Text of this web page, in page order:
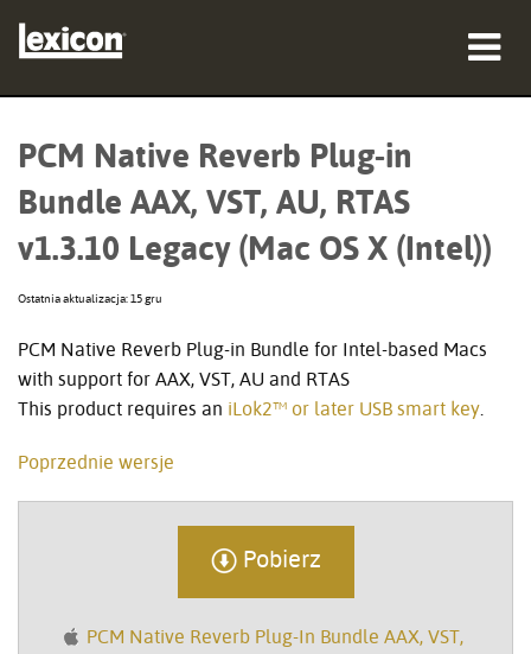
szkolenia
wsparcie
PCM Native Reverb Plug-in
Bundle AAX, VST, AU, RTAS
v1.3.10 Legacy (Mac OS X (Intel))
Ostatnia aktualizacja: 15 gru
PCM Native Reverb Plug-in Bundle for Intel-based Macs
with support for AAX, VST, AU and RTAS
This product requires an iLok2™ or later USB smart key.
Poprzednie wersje
Pobierz
PCM Native Reverb Plug-In Bundle AAX, VST,